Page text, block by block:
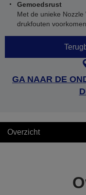
Gemoedsrust
Met de unieke Nozzle
drukfouten voorkomen
GA NAAR DE
Overzicht